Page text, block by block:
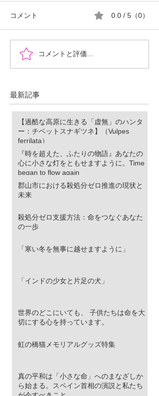
『時を超えた、ふたりの
物語』あなたの心に小さ
に。Time began to flow again
コメント 0.0 / 5（0）
コメントと評価...
最新記事
【過酷な高原に生きる「虚無」のハンタ
ー：チベットスナギツネ】（Vulpes
ferrilata）
『時を超えた、ふたりの物語』あなたの
心に小さな灯をともせますように。Time
began to flow again
郡山市における殺処分ゼロ推進の現状と
未来
殺処分ゼロ支援方法：命をつなぐあなた
の一歩
「寒い冬を無事に越せますように」
「インドの少女と片足の犬」
世界のどこにいても、 子供たちは命を大
切にする心を持っています。
虹の橋猫メモリアルグッズ特集
真の平和は「小さな命」へのまなざしか
ら始まる。スペイン首相の演説と私たち